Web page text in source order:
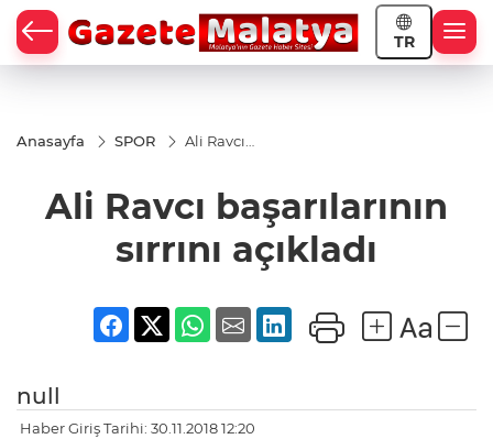
TR
Anasayfa SPOR
Ali Ravcı
açıkladı
Ali Ravcı başarılarının
sırrını açıkladı
null
Haber Giriş Tarihi: 30.11.2018 12:20